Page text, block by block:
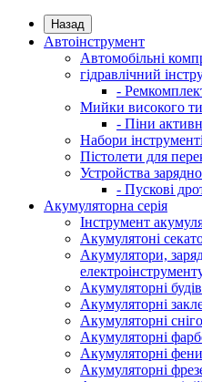
Назад
Автоінструмент
Автомобільні
гідравлічний
-
Мийки високого
- Піни
Набори
Пістолети для
Устройства
- Пускові
Акумуляторна серія
Інструмент
Акумулятоні
Акумулятори,
Акумуляторні
Акумуляторні
Акумуляторні
Акумуляторні
Акумуляторні фени
Акумуляторні